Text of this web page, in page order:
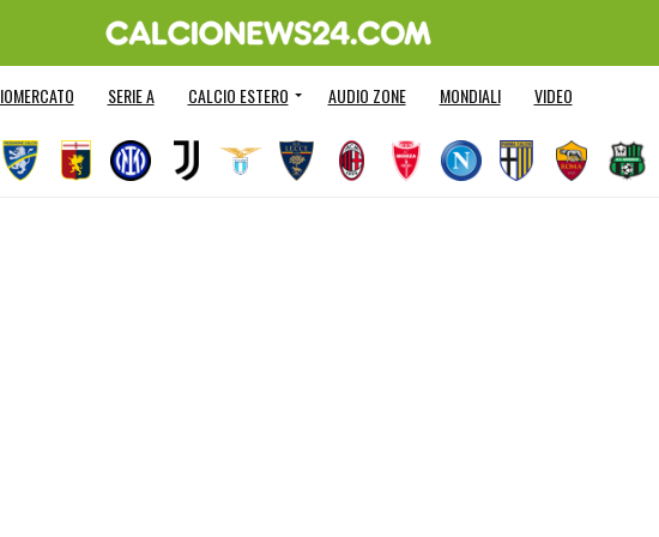
SERIE A CALCIO ESTERO AUDIO ZONE MONDIALI VIDEO